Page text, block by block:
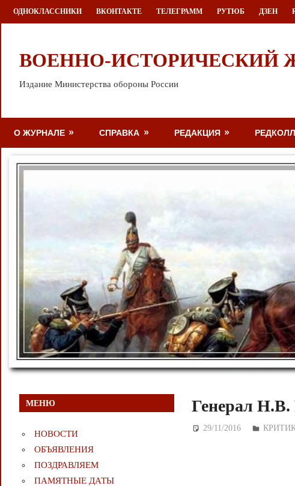
Перейти
к
ОДНОКЛАССНИКИ ВКОНТАКТЕ ТЕЛЕГРАММ РУТЮБ ДЗЕН
ВОЕННО-ИСТОРИЧЕСКИЙ
Издание Министерства обороны России
О ЖУРНАЛЕ СПРАВКА РЕДАКЦИЯ
Генерал Н.В.
29/11/2016
МЕНЮ
НОВОСТИ
ОБЪЯВЛЕНИЯ
ПОЗДРАВЛЯЕМ
ПАМЯТНЫЕ ДАТЫ